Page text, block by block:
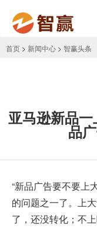
首页 > 新闻中心 > 智赢头条
亚马逊新品
品
“新品广告要不要
的问题之一了。上
了，还没转化；不